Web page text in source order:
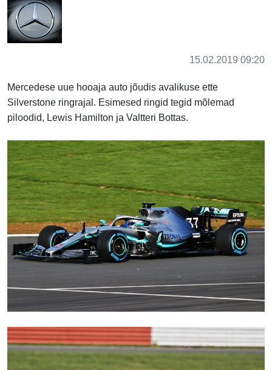
15.02.2019 09:20
Mercedese uue hooaja auto jõudis avalikuse ette
Silverstone ringrajal. Esimesed ringid tegid mõlemad
piloodid, Lewis Hamilton ja Valtteri Bottas.